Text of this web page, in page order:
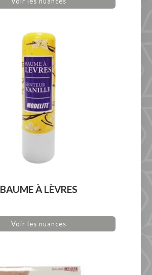
BAUME À LÈVRES
Voir les nuances